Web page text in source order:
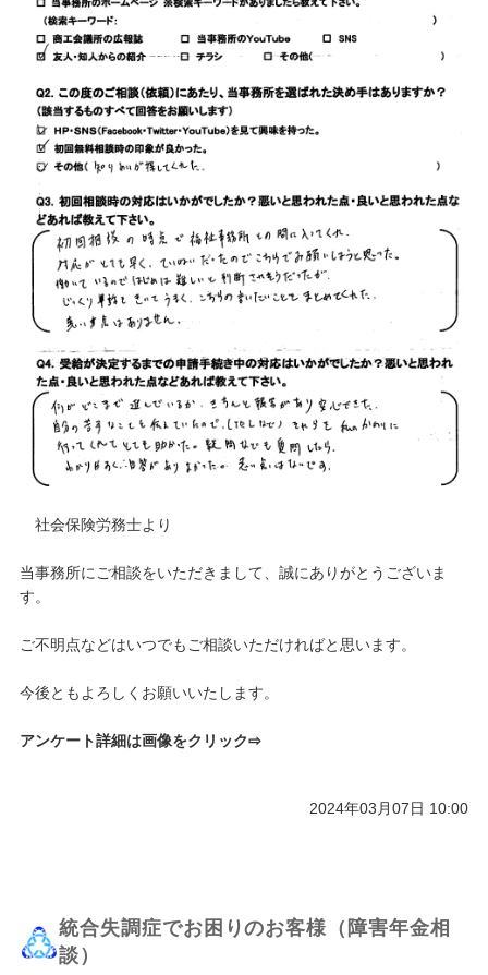
社会保険労務士より
当事務所にご相談をいただきまして、誠にありがとうございま
す。
ご不明点などはいつでもご相談いただければと思います。
今後ともよろしくお願いいたします。
アンケート詳細は画像をクリック⇨
2024年03月07日 10:00
統合失調症でお困りのお客様（障害年金相
談）